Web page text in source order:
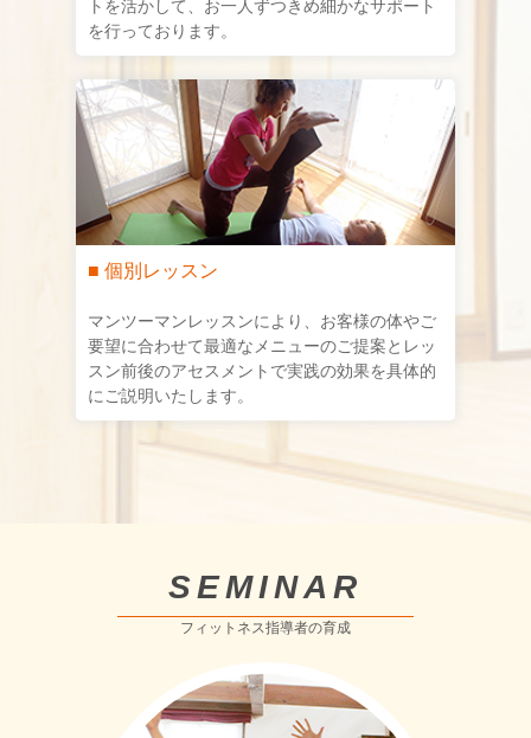
トを活かして、お一人ずつきめ細かなサポート
を行っております。
■ 個別レッスン
マンツーマンレッスンにより、お客様の体やご
要望に合わせて最適なメニューのご提案とレッ
スン前後のアセスメントで実践の効果を具体的
にご説明いたします。
SEMINAR
フィットネス指導者の育成